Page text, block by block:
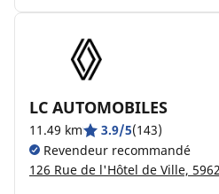
LC AUTOMOBILES
11.49 km 3.9/5(143)
Revendeur recommandé
126 Rue de l'Hôtel de Ville,